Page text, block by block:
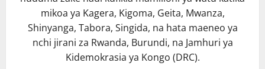
mikoa ya Kagera, Kigoma, Geita, Mwanza,
Shinyanga, Tabora, Singida, na hata maeneo ya
nchi jirani za Rwanda, Burundi, na Jamhuri ya
Kidemokrasia ya Kongo (DRC).